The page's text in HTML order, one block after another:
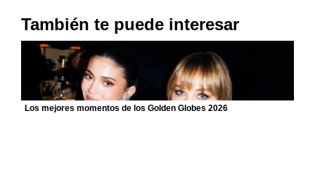
También te puede interesar
Los mejores momentos de los Golden Globes 2026